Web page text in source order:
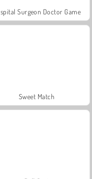
Surgeon Doctor Game
Sweet Match